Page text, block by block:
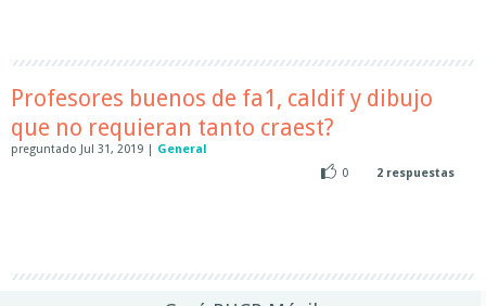
Profesores buenos de fa1, caldif y dibujo
que no requieran tanto craest?
preguntado Jul 31, 2019 | General
0
2 respuestas